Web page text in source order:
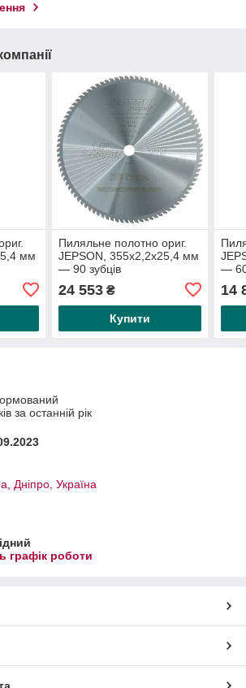
мм
Пиляльне полотно ориг.
JEPSON, 355x2,2x25,4 мм
— 90 зубців
24 553₴
Купити
— 60
14
за останній рік
Дніпро, Україна
графік роботи